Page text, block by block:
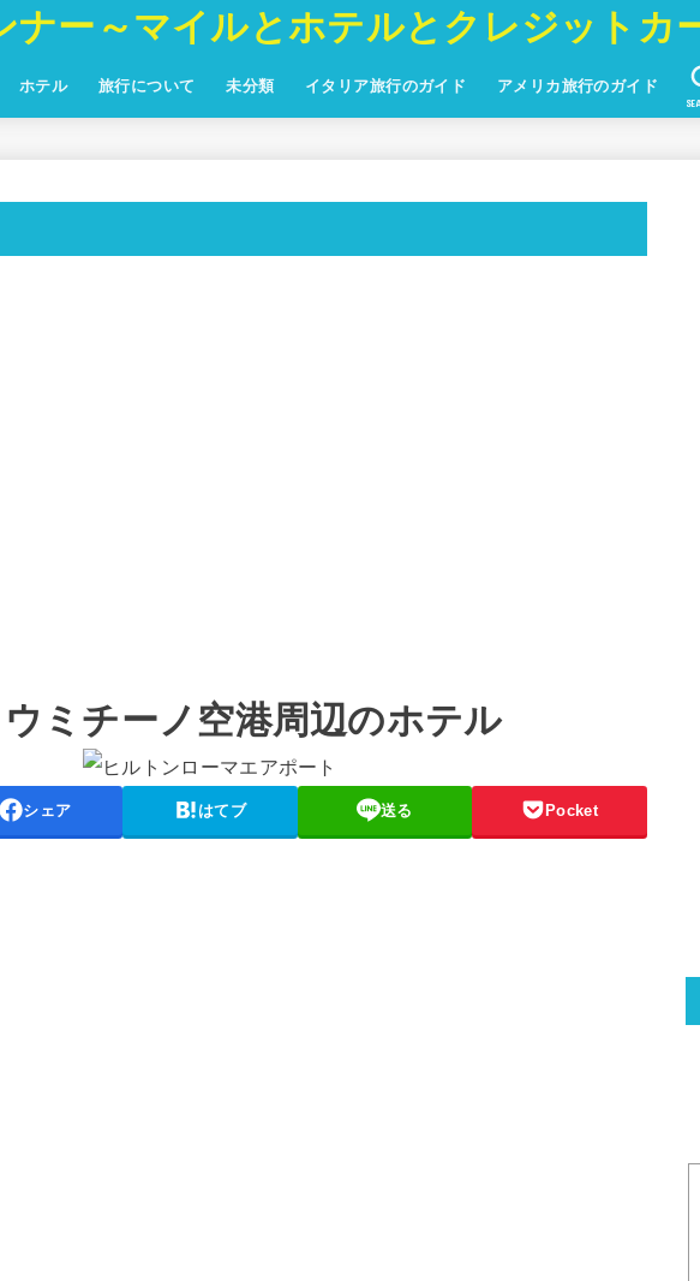
ナー～マイルとホテルとクレジットカ
ホテル 旅行について 未分類 イタリア旅行のガイド アメリカ旅行のガイド
ミチーノ空港周辺のホテル
シェア はてブ 送る Pocket